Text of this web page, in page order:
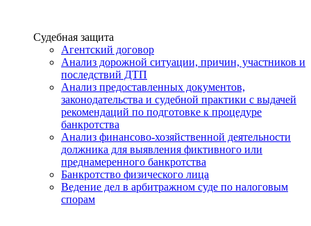
Услуги
Судебная защита
Агентский договор
Анализ дорожной ситуации, причин, участников и
последствий ДТП
Анализ предоставленных документов,
законодательства и судебной практики с выдачей
рекомендаций по подготовке к процедуре
банкротства
Анализ финансово-хозяйственной деятельности
должника для выявления фиктивного или
преднамеренного банкротства
Банкротство физического лица
Ведение дел в арбитражном суде по налоговым
спорам